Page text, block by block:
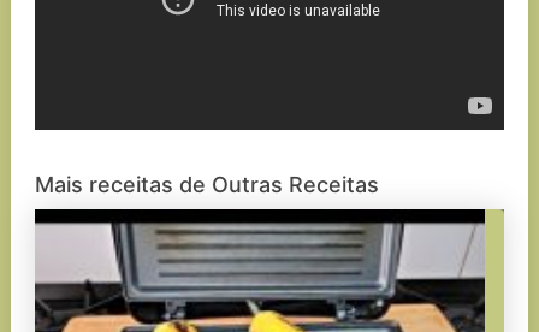
Mais receitas de Outras Receitas